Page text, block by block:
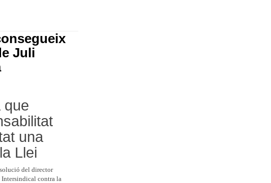
Juli
que
una
Llei
del director
Intersindical contra la